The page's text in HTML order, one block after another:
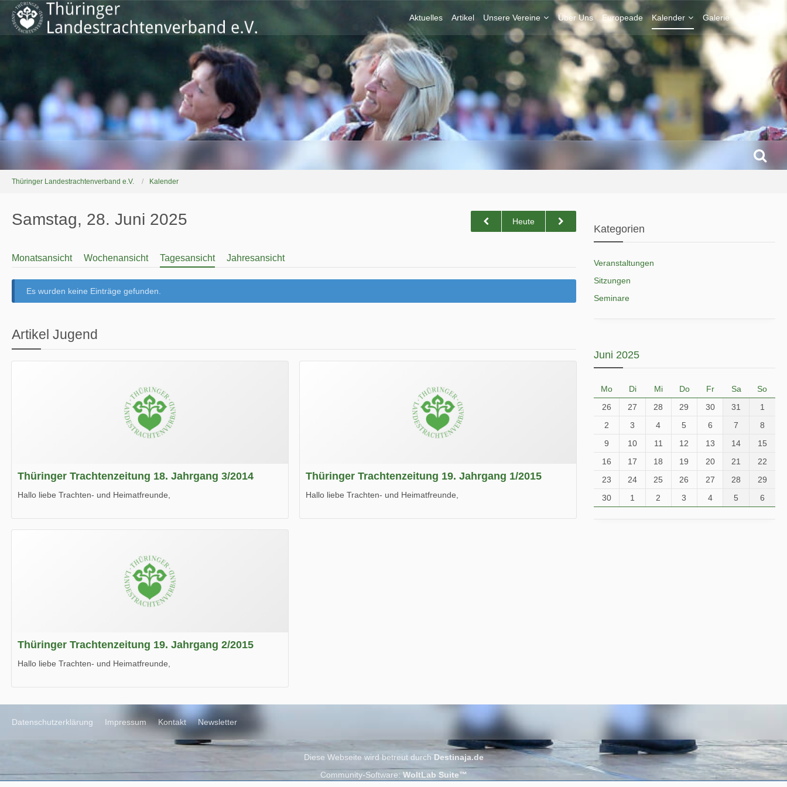
Aktuelles Artikel Unsere Vereine Über Uns Europeade Kalender Galerie
Thüringer Landestrachtenverband e.V. Kalender
Samstag, 28. Juni 2025 Heute
Monatsansicht Wochenansicht Tagesansicht Jahresansicht
Es wurden keine Einträge gefunden.
Artikel Jugend
Thüringer Trachtenzeitung 18. Jahrgang 3/2014
Hallo liebe Trachten- und Heimatfreunde,
Wir wünschen Euch viel Spaß beim Lesen.
Thüringer Trachtenzeitung 19. Jahrgang 1/2015
Hallo liebe Trachten- und Heimatfreunde,
Thüringer Trachtenzeitung 19. Jahrgang 2/2015
Hallo liebe Trachten- und Heimatfreunde,
Kategorien
Veranstaltungen
Sitzungen
Seminare
Juni 2025
Mo Di Mi Do Fr Sa
So
26
27 28 29 30 31
1
2
3 4 5 6 7
8
9
10 11 12 13 14
15
16
17 18 19 20 21
22
23
24 25 26 27 28
29
30
1 2 3 4 5 6
Datenschutzerklärung Impressum Kontakt Newsletter
Diese Webseite wird betreut durch Destinaja.de
Community-Software: WoltLab Suite™